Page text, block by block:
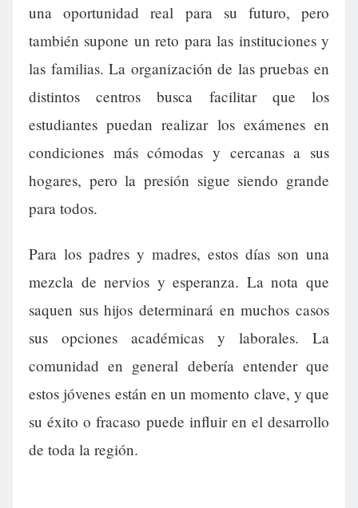
una oportunidad real para su futuro, pero
también supone un reto para las instituciones y
las familias. La organización de las pruebas en
distintos centros busca facilitar que los
estudiantes puedan realizar los exámenes en
condiciones más cómodas y cercanas a sus
hogares, pero la presión sigue siendo grande
para todos.
Para los padres y madres, estos días son una
mezcla de nervios y esperanza. La nota que
saquen sus hijos determinará en muchos casos
sus opciones académicas y laborales. La
comunidad en general debería entender que
estos jóvenes están en un momento clave, y que
su éxito o fracaso puede influir en el desarrollo
de toda la región.